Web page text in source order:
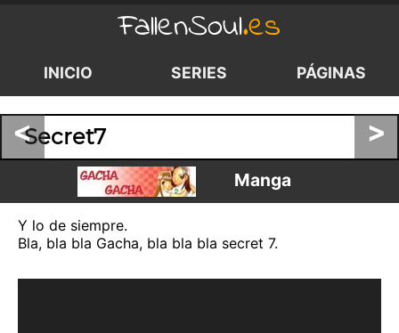
FallenSoul.es
INICIO SERIES PÁGINAS
< >
Secret7
Manga
Y lo de siempre.
Bla, bla bla Gacha, bla bla bla secret 7.